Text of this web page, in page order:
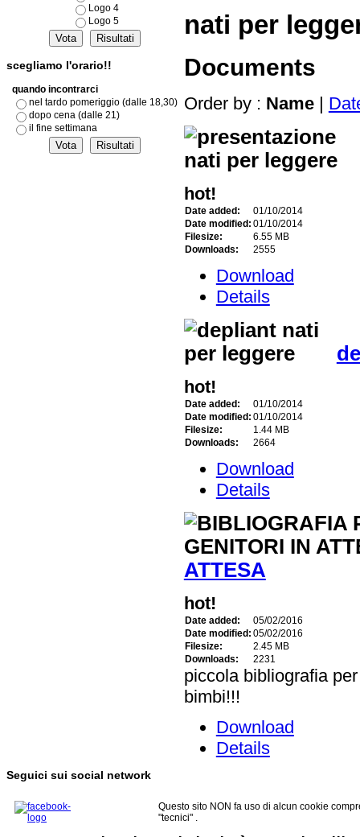
Logo 4
Logo 5
scegliamo l'orario!!
quando incontrarci
nel tardo pomeriggio (dalle 18,30)
dopo cena (dalle 21)
il fine settimana
nati per
Documents
Order by : Name |
hot!
Date added:
01/10/2014
Date modified: 01/10/2014
Filesize:
6.55 MB
Downloads:
2555
Download
Details
hot!
Date added:
01/10/2014
Date modified: 01/10/2014
Filesize:
1.44 MB
Downloads:
2664
Download
Details
ATTESA
hot!
Date added:
05/02/2016
Date modified: 05/02/2016
Filesize:
2.45 MB
Downloads:
2231
piccola bibliografia
bimbi!!!
Download
Details
Seguici sui social network
Questo sito NON fa uso di alcun cookie
"tecnici" .